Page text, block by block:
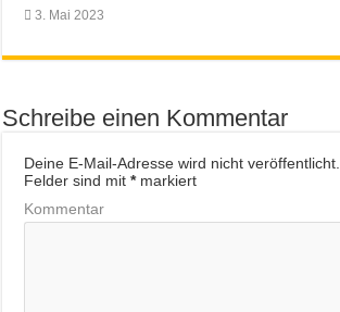
3. Mai 2023
Schreibe einen Kommentar
Deine E-Mail-Adresse wird nicht veröffentlicht.
Felder sind mit*markiert
Kommentar